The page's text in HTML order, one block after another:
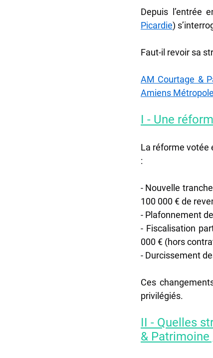
Depuis l’entrée
Picardie)
Faut-il revoir sa
AM Courtage &
Amiens
I - Une
La réforme votée
:
- Nouvelle
100 000 € de
- Plafonnement
- Fiscalisation
000 € (hors
- Durcissement
Ces
privilégiés.
II - Quelles
&